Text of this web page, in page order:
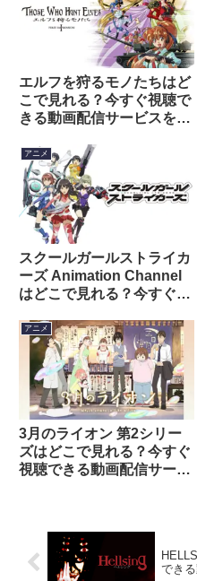
エルフを狩るモノたちはど
こで見れる？今すぐ視聴で
きる動画配信サービスを紹
アニメ
スクールガールストライカ
ーズ Animation Channel
はどこで見れる？今すぐ視
を紹介！
アニメ
3月のライオン 第2シリー
ズはどこで見れる？今すぐ
視聴できる動画配信サービ
でき